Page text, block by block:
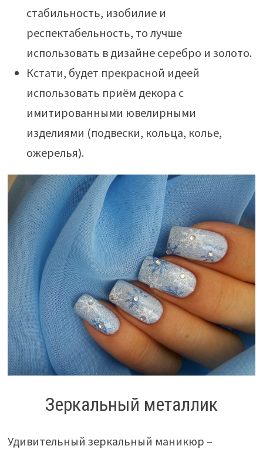
стабильность, изобилие и
респектабельность, то лучше
использовать в дизайне серебро и золото.
Кстати, будет прекрасной идеей
использовать приём декора с
имитированными ювелирными
изделиями (подвески, кольца, колье,
ожерелья).
Зеркальный металлик
Удивительный зеркальный маникюр –